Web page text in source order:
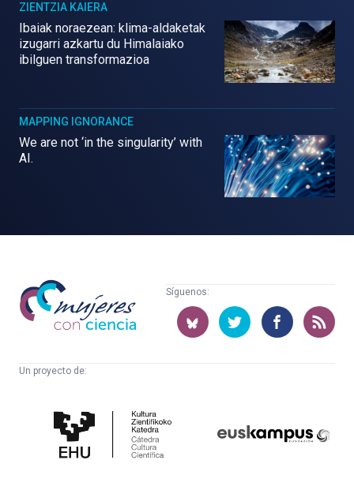
ZIENTZIA KAIERA
Ibaiak noraezean: klima-aldaketak
izugarri azkartu du Himalaiako
ibilguen transformazioa
MAPPING IGNORANCE
We are not ‘in the singularity’ with
AI.
Mujeres
con
ciencia
Síguenos:
Un proyecto de:
Cultura
Científica